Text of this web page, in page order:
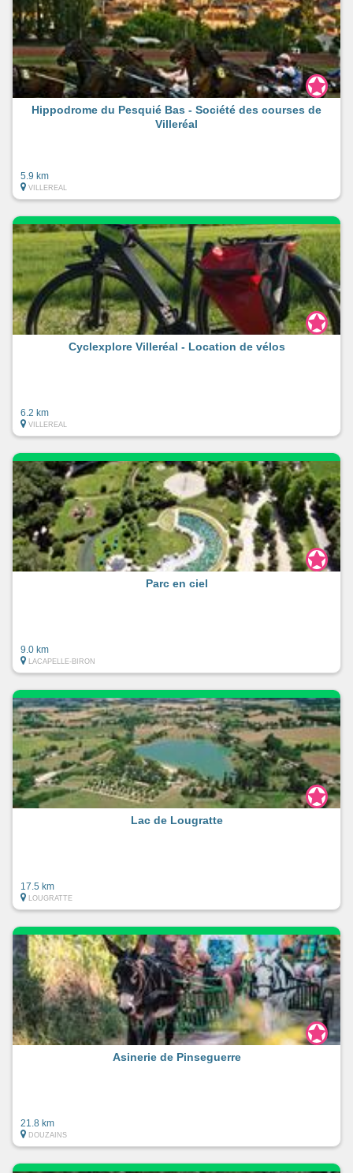
Hippodrome du Pesquié Bas - Société des courses de
Villeréal
5.9 km
VILLEREAL
Cyclexplore Villeréal - Location de vélos
6.2 km
VILLEREAL
Parc en ciel
9.0 km
LACAPELLE-BIRON
Lac de Lougratte
17.5 km
LOUGRATTE
Asinerie de Pinseguerre
21.8 km
DOUZAINS